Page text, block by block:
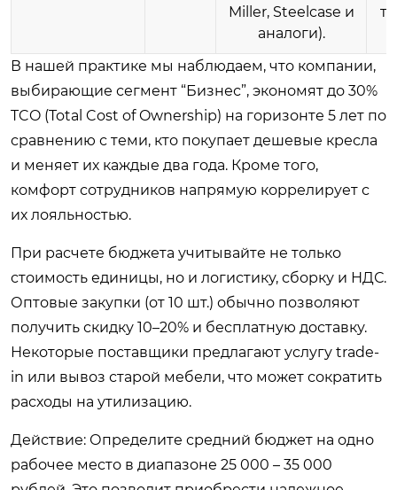
Miller, Steelcase и
аналоги).
В нашей практике мы наблюдаем, что компании,
выбирающие сегмент “Бизнес”, экономят до 30%
TCO (Total Cost of Ownership) на горизонте 5 лет по
сравнению с теми, кто покупает дешевые кресла
и меняет их каждые два года. Кроме того,
комфорт сотрудников напрямую коррелирует с
их лояльностью.
При расчете бюджета учитывайте не только
стоимость единицы, но и логистику, сборку и НДС.
Оптовые закупки (от 10 шт.) обычно позволяют
получить скидку 10–20% и бесплатную доставку.
Некоторые поставщики предлагают услугу trade-
in или вывоз старой мебели, что может сократить
расходы на утилизацию.
Действие: Определите средний бюджет на одно
рабочее место в диапазоне 25 000 – 35 000